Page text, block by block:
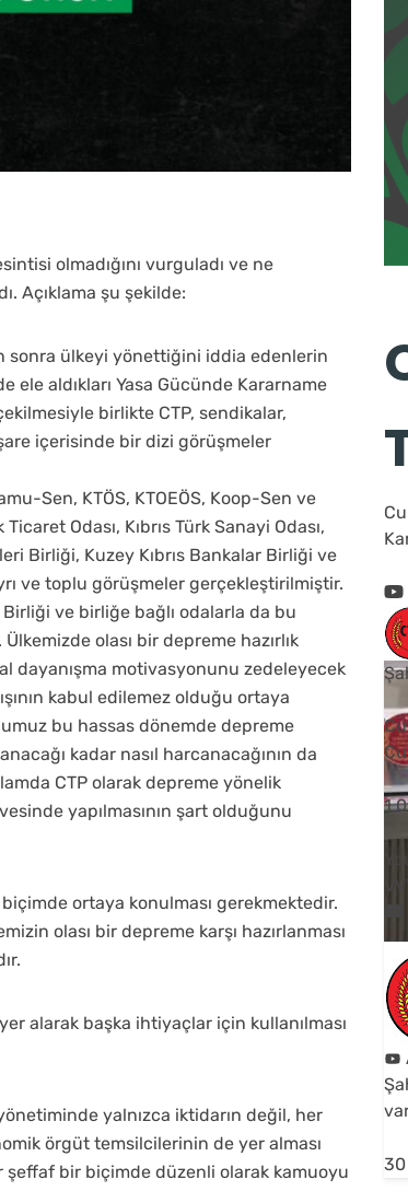
olmadığını vurguladı ve ne
Açıklama şu şekilde:
sonra ülkeyi yönettiğini iddia edenlerin
aldıkları Yasa Gücünde Kararname
birlikte CTP, sendikalar,
içerisinde bir dizi görüşmeler
Sen, KTÖS, KTOEÖS, Koop-Sen ve
Odası, Kıbrıs Türk Sanayi Odası,
Birliği, Kuzey Kıbrıs Bankalar Birliği ve
ve toplu görüşmeler gerçekleştirilmiştir.
ve birliğe bağlı odalarla da bu
olası bir depreme hazırlık
dayanışma motivasyonunu zedeleyecek
kabul edilemez olduğu ortaya
bu hassas dönemde depreme
kadar nasıl harcanacağının da
CTP olarak depreme yönelik
yapılmasının şart olduğunu
ortaya konulması gerekmektedir.
olası bir depreme karşı hazırlanması
alarak başka ihtiyaçlar için kullanılması
yalnızca iktidarın değil, her
örgüt temsilcilerinin de yer alması
şeffaf bir biçimde düzenli olarak kamuoyu
1 0
30